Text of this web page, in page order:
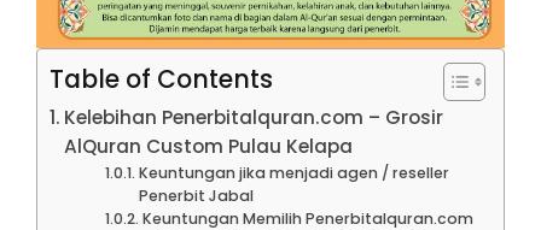
Table of Contents
Kelebihan Penerbitalquran.com – Grosir
AlQuran Custom Pulau Kelapa
Keuntungan jika menjadi agen / reseller
Penerbit Jabal
Keuntungan Memilih Penerbitalquran.com